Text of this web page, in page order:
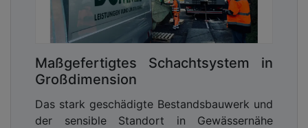
Maßgefertigtes Schachtsystem in
Großdimension
Das stark geschädigte Bestandsbauwerk und
der sensible Standort in Gewässernähe